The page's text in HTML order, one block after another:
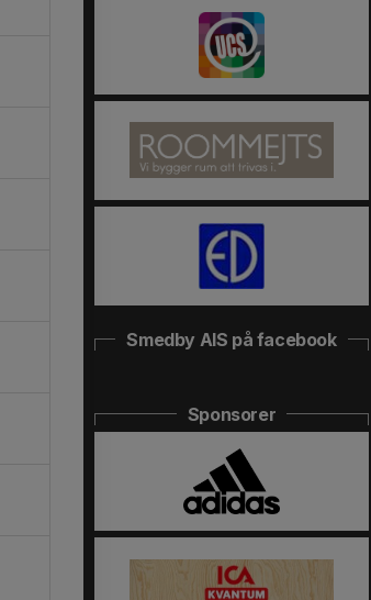
Smedby AIS på facebook
Sponsorer